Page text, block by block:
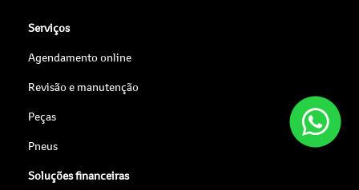
Serviços
Agendamento online
Revisão e manutenção
Peças
Pneus
Soluções financeiras